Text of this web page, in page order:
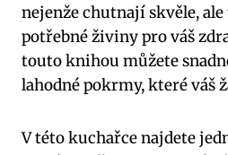
nejenže chutnají skvěle,
potřebné živiny pro váš
touto knihou můžete
lahodné pokrmy, které váš
V této kuchařce najdete